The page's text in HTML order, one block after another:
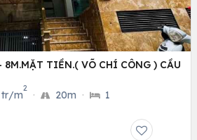
TIỀN.( VÕ CHÍ CÔNG ) CẦU
tr/m
2
· 20m · 1